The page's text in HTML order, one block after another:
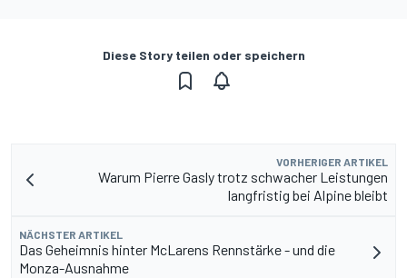
Diese Story teilen oder speichern
VORHERIGER ARTIKEL
Warum Pierre Gasly trotz schwacher Leistungen
langfristig bei Alpine bleibt
NÄCHSTER ARTIKEL
Das Geheimnis hinter McLarens Rennstärke - und die
Monza-Ausnahme